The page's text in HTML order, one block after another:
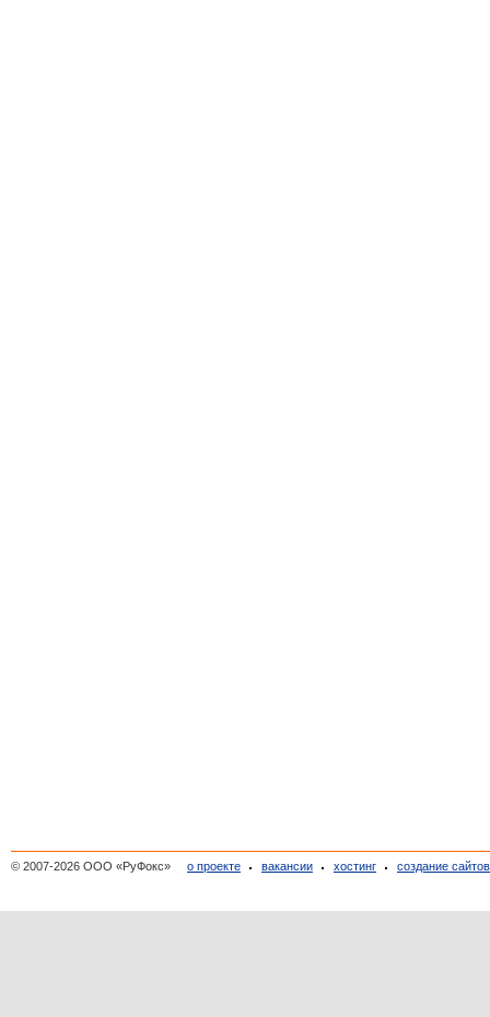
© 2007-2026 ООО «РуФокс» о проекте вакансии хостинг создание сайтов